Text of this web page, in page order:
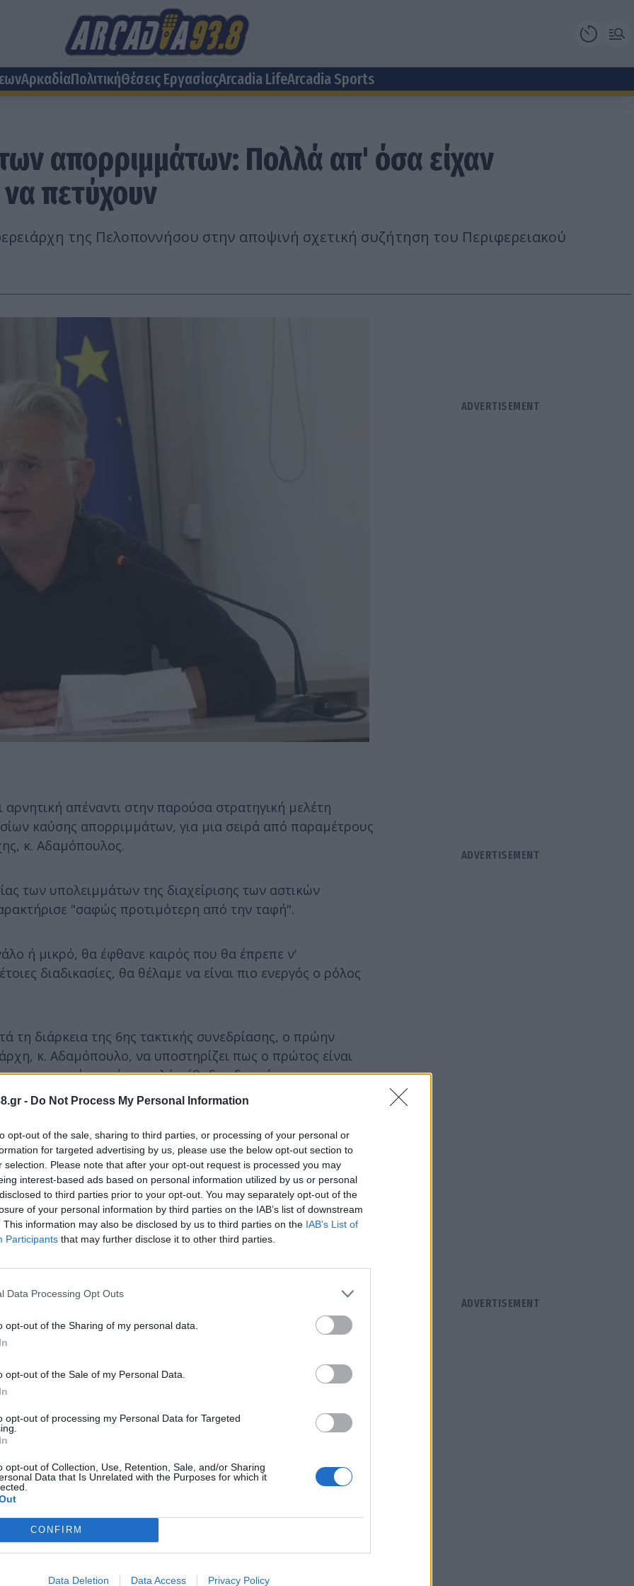
- Do Not Process My Personal Information
opt-out of the sale, sharing to third parties, or processing of your personal or
for targeted advertising by us, please use the below opt-out section to
selection. Please note that after your opt-out request is processed you may
interest-based ads based on personal information utilized by us or personal
to third parties prior to your opt-out. You may separately opt-out of the
of your personal information by third parties on the IAB’s list of downstream
This information may also be disclosed by us to third parties on the IAB’s List of
Participants that may further disclose it to other third parties.
Data Processing Opt Outs
opt-out of the Sharing of my personal data.
opt-out of the Sale of my Personal Data.
opt-out of processing my Personal Data for Targeted
opt-out of Collection, Use, Retention, Sale, and/or Sharing
Data that Is Unrelated with the Purposes for which it
CONFIRM
Data Deletion Data Access Privacy Policy
ΑρκαδίαΠολιτικήΘέσεις EργασίαςArcadia LifeArcadia Sports
απορριμμάτων: Πολλά απ' όσα είχαν
πετύχουν
της Πελοποννήσου στην αποψινή σχετική συζήτηση του Περιφερειακού
απέναντι στην παρούσα στρατηγική μελέτη
καύσης απορριμμάτων, για μια σειρά από παραμέτρους
κ. Αδαμόπουλος.
των υπολειμμάτων της διαχείρισης των αστικών
"σαφώς προτιμότερη από την ταφή".
ή μικρό, θα έφθανε καιρός που θα έπρεπε ν'
διαδικασίες, θα θέλαμε να είναι πιο ενεργός ο ρόλος
τη διάρκεια της 6ης τακτικής συνεδρίασης, ο πρώην
κ. Αδαμόπουλο, να υποστηρίζει πως ο πρώτος είναι
είναι καλή μέθοδος διαχείρισης του
διεθνείς πρακτικές κι επιστημονικές μελέτες.
λέγοντας, μάλιστα, πως, επί δικής του διοικήσεως,
η πρακτική αυτή.
που ενέκρινε η πλειοψηφία του Συμβουλίου αναφέρει
αλλά η συγκεκριμένη ΣΜΠΕ πρέπει να
δεν πρέπει να προβλέπεται μονάδα καύσης στην Αρκαδία
κάθετα, απέναντι στην καύση ως πρακτική
απέναντι στην εν λόγω στρατηγική μελέτη